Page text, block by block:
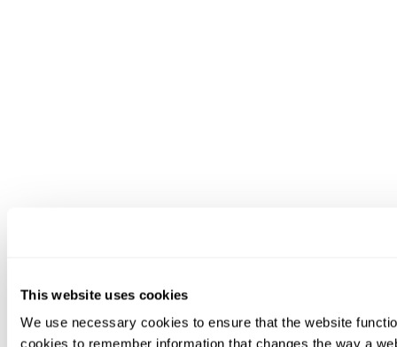
This website uses cookies
We use necessary cookies to ensure that the website
cookies to remember information that changes the way a